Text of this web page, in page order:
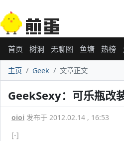
首页 树洞 无聊图 鱼塘 热榜
主页 Geek 文章正文
GeekSexy：可乐瓶改
oioi 发布于 2012.02.14 , 16:53
[-]